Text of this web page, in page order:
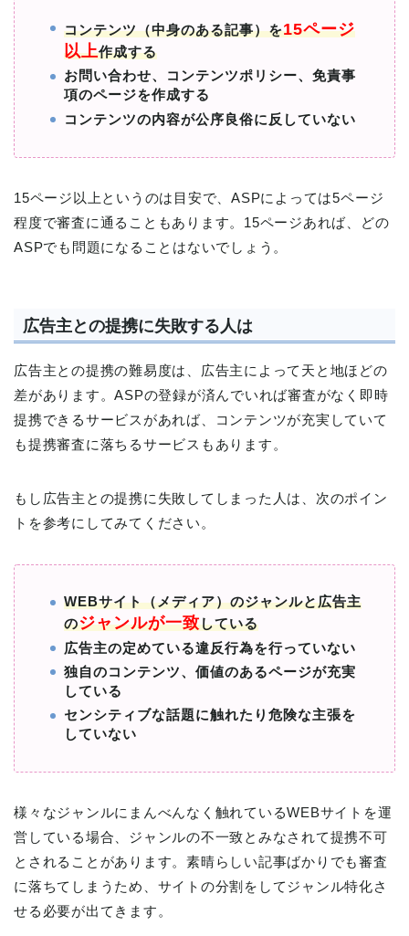
コンテンツ（中身のある記事）を15ページ
以上作成する
お問い合わせ、コンテンツポリシー、免責事
項のページを作成する
コンテンツの内容が公序良俗に反していない
15ページ以上というのは目安で、ASPによっては5ページ
程度で審査に通ることもあります。15ページあれば、どの
ASPでも問題になることはないでしょう。
広告主との提携に失敗する人は
広告主との提携の難易度は、広告主によって天と地ほどの
差があります。ASPの登録が済んでいれば審査がなく即時
提携できるサービスがあれば、コンテンツが充実していて
も提携審査に落ちるサービスもあります。
もし広告主との提携に失敗してしまった人は、次のポイン
トを参考にしてみてください。
WEBサイト（メディア）のジャンルと広告主
のジャンルが一致している
広告主の定めている違反行為を行っていない
独自のコンテンツ、価値のあるページが充実
している
センシティブな話題に触れたり危険な主張を
していない
様々なジャンルにまんべんなく触れているWEBサイトを運
営している場合、ジャンルの不一致とみなされて提携不可
とされることがあります。素晴らしい記事ばかりでも審査
に落ちてしまうため、サイトの分割をしてジャンル特化さ
せる必要が出てきます。